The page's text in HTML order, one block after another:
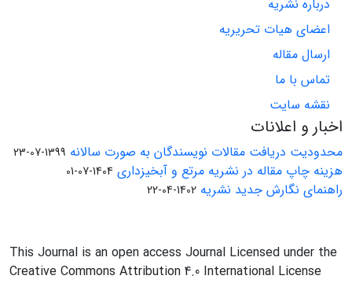
درباره نشریه
اعضای هیات تحریریه
ارسال مقاله
تماس با ما
نقشه سایت
اخبار و اعلانات
محدودیت دریافت مقالات نویسندگان به صورت سالانه 1399-07-23
هزینه چاپ مقاله در نشریه مرتع و آبخیزداری 1404-07-01
راهنمای نگارش جدید نشریه 1402-04-22
This Journal is an open access Journal Licensed under the
Creative Commons Attribution 4.0 International License